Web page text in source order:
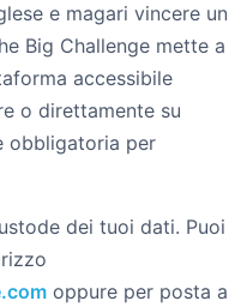
e magari vincere un
Big Challenge mette a
accessibile
o direttamente su
obbligatoria per
dei tuoi dati. Puoi
oppure per posta a